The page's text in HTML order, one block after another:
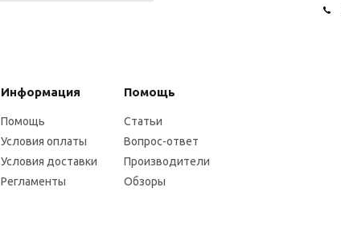
Информация Помощь
Помощь
Условия оплаты
Условия доставки
Регламенты
Статьи
Вопрос-ответ
Производители
Обзоры